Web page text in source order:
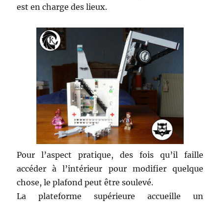
est en charge des lieux.
Pour l’aspect pratique, des fois qu’il faille
accéder à l’intérieur pour modifier quelque
chose, le plafond peut être soulevé.
La plateforme supérieure accueille un